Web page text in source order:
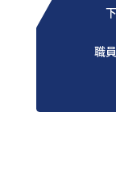
職